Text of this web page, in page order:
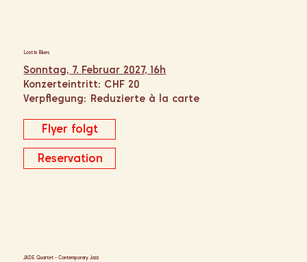
Lost in Blues
Sonntag, 7. Februar 2027, 16h
Konzerteintritt: CHF 20
Verpflegung: Reduzierte à la carte
Flyer folgt
Reservation
JADE Quartet - Contemporary Jazz